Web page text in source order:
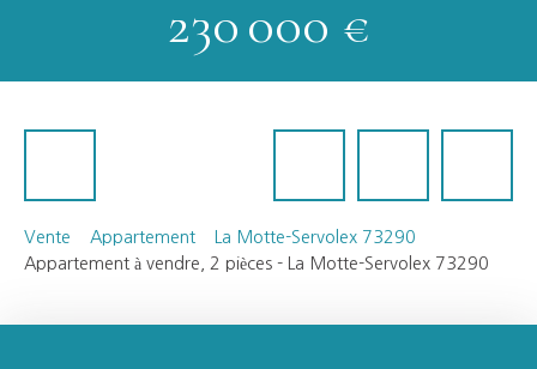
230 000 €
Vente Appartement
La Motte-Servolex 73290
Appartement à vendre, 2 pièces - La Motte-Servolex 73290